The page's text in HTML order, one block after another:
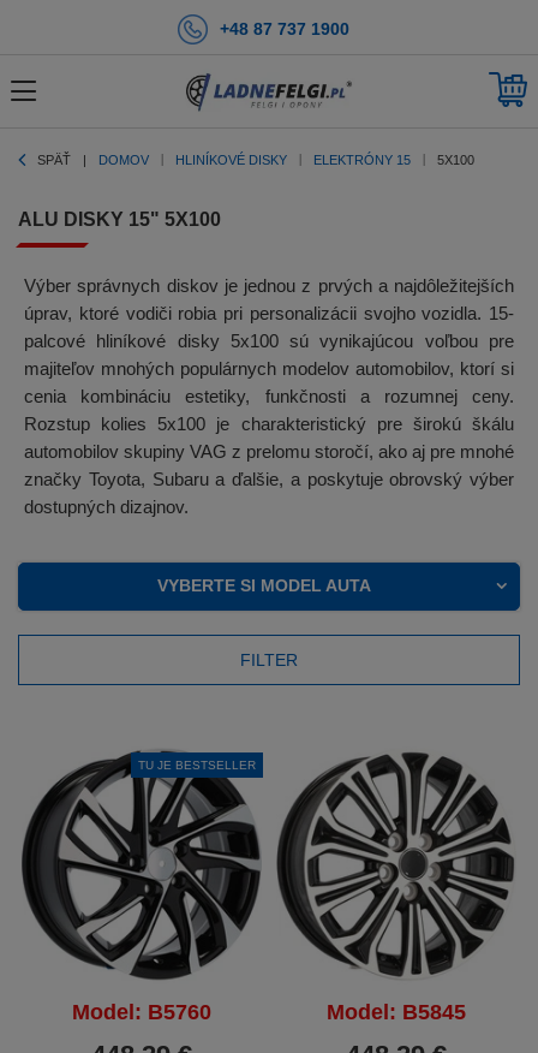
+48 87 737 1900
SPÄŤ DOMOV HLINÍKOVÉ DISKY ELEKTRÓNY 15 5X100
ALU DISKY 15" 5X100
Výber správnych diskov je jednou z prvých a najdôležitejších
úprav, ktoré vodiči robia pri personalizácii svojho vozidla. 15-
palcové hliníkové disky 5x100 sú vynikajúcou voľbou pre
majiteľov mnohých populárnych modelov automobilov, ktorí si
cenia kombináciu estetiky, funkčnosti a rozumnej ceny.
Rozstup kolies 5x100 je charakteristický pre širokú škálu
automobilov skupiny VAG z prelomu storočí, ako aj pre mnohé
značky Toyota, Subaru a ďalšie, a poskytuje obrovský výber
dostupných dizajnov.
VYBERTE SI MODEL AUTA
FILTER
TU JE BESTSELLER
Model: B5760 Model: B5845